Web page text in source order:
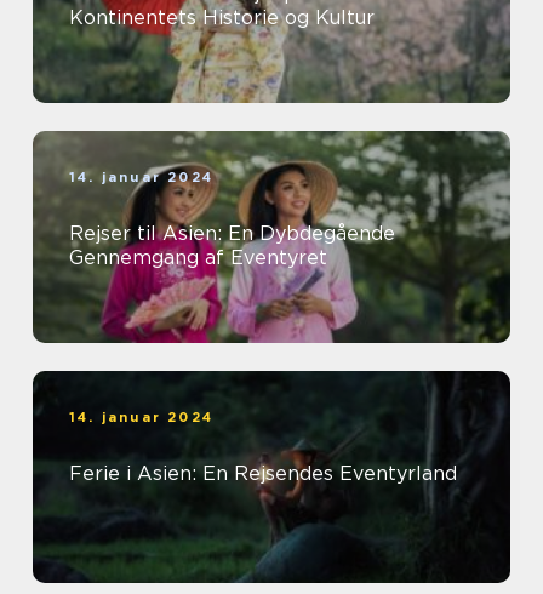
Kontinentets Historie og Kultur
14. januar 2024
Rejser til Asien: En Dybdegående
Gennemgang af Eventyret
14. januar 2024
Ferie i Asien: En Rejsendes Eventyrland